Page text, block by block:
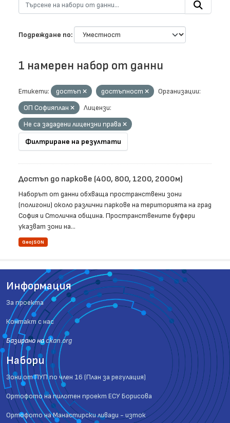
Подреждане по
1 намерен набор от данни
Етикети: достъп достъпност
Организации:
ОП Софияплан
Лицензи:
Не са зададени лицензни права
Филтриране на резултати
Достъп до паркове (400, 800, 1200, 2000м)
Наборът от данни обхваща пространствени зони
(полигони) около различни паркове на територията на град
София и Столична община. Пространствените буфери
указват зони на...
GeoJSON
Информация
За проекта
Контакт с нас
Базиранo наckan.org
Набори
Зони от ПУП по член 16 (План за регулация)
Ортофото на пилотен проект ЕСУ Борисова
Ортофото на Манастирски ливади - изток